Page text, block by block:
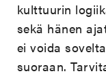
kulttuurin
sekä hänen
ei voida
suoraan.